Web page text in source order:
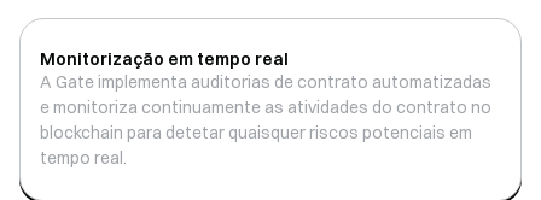
Monitorização em tempo real
A Gate implementa auditorias de contrato automatizadas
e monitoriza continuamente as atividades do contrato no
blockchain para detetar quaisquer riscos potenciais em
tempo real.
A Gate implementa auditorias de contrato automatizadas
e monitoriza continuamente as atividades do contrato no
blockchain para detetar quaisquer riscos potenciais em
tempo real.